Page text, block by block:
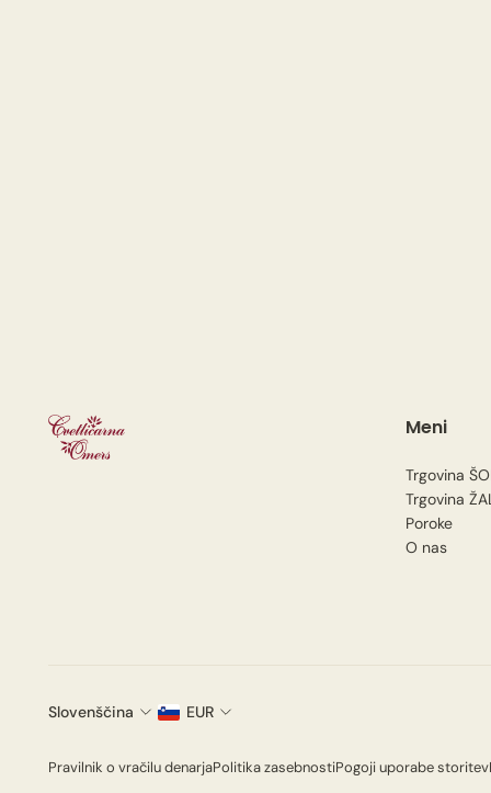
Meni
Trgovina
Trgovina
Poroke
O nas
Slovenščina EUR
Pravilnik o vračilu denarjaPolitika zasebnostiPogoji uporabe storitev